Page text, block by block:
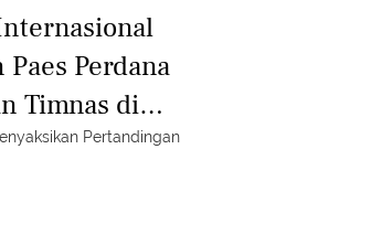
Perdana
Timnas di
Pertandingan